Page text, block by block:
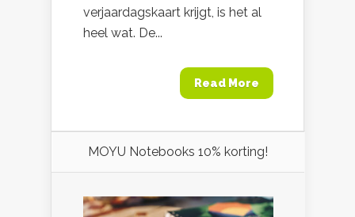
verjaardagskaart krijgt, is het al
heel wat. De...
Read More
MOYU Notebooks 10% korting!